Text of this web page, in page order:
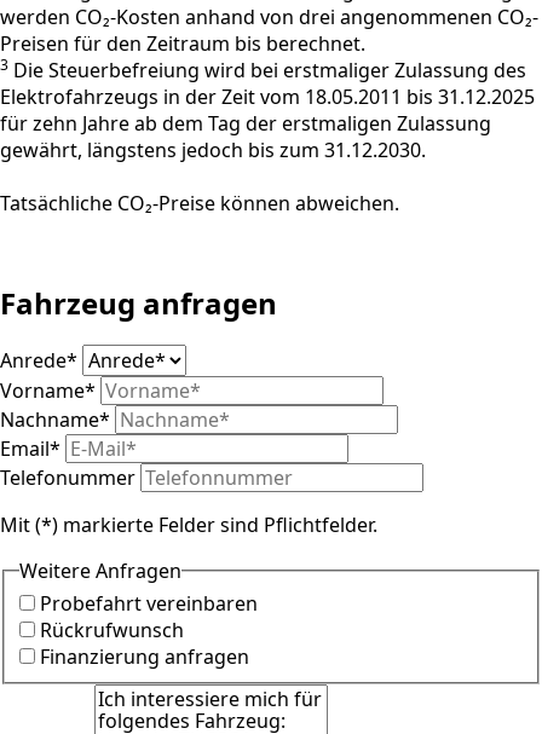
werden CO₂-Kosten anhand von drei angenommenen CO₂-
Preisen für den Zeitraum bis berechnet.
3 Die Steuerbefreiung wird bei erstmaliger Zulassung des
Elektrofahrzeugs in der Zeit vom 18.05.2011 bis 31.12.2025
für zehn Jahre ab dem Tag der erstmaligen Zulassung
gewährt, längstens jedoch bis zum 31.12.2030.
Tatsächliche CO₂-Preise können abweichen.
Fahrzeug anfragen
Anrede*
Vorname*
Nachname*
Email*
Telefonummer
Mit (*) markierte Felder sind Pflichtfelder.
Weitere Anfragen
Probefahrt vereinbaren
Rückrufwunsch
Finanzierung anfragen